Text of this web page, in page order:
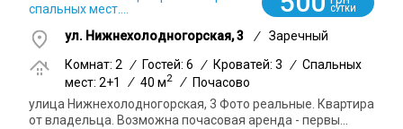
спальных мест....
СУТКИ
ул. Нижнехолодногорская, 3 /
Заречный
Комнат: 2
/ Гостей: 6 / Кроватей: 3 / Спальных
мест: 2+1
/ 40 м2 / Почасово
улица Нижнехолодногорская, 3 Фото реальные. Квартира
от владельца. Возможна почасовая аренда - первы...